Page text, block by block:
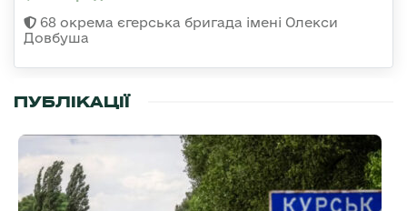
68 окрема єгерська бригада імені Олекси
Довбуша
ПУБЛІКАЦІЇ